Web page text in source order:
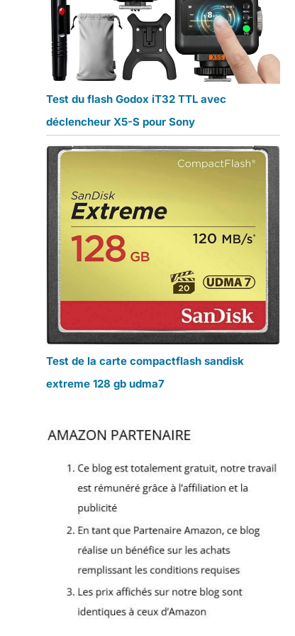
Test du flash Godox iT32 TTL avec
déclencheur X5-S pour Sony
Test de la carte compactflash sandisk
extreme 128 gb udma7